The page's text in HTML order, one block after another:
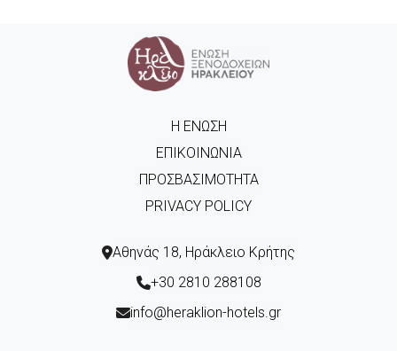
Η ΈΝΩΣΗ
ΕΠΙΚΟΙΝΩΝΊΑ
ΠΡΟΣΒΑΣΙΜΌΤΗΤΑ
PRIVACY POLICY
Αθηνάς 18, Ηράκλειο Κρήτης
+30 2810 288108
info@heraklion-hotels.gr